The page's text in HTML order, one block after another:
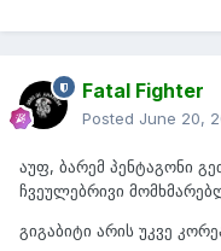
Fatal Fighter
Posted June 20,
აუფ, ბარემ პენტაგონი
ჩვეულებრივი
გიგაბიტი არის უკვე